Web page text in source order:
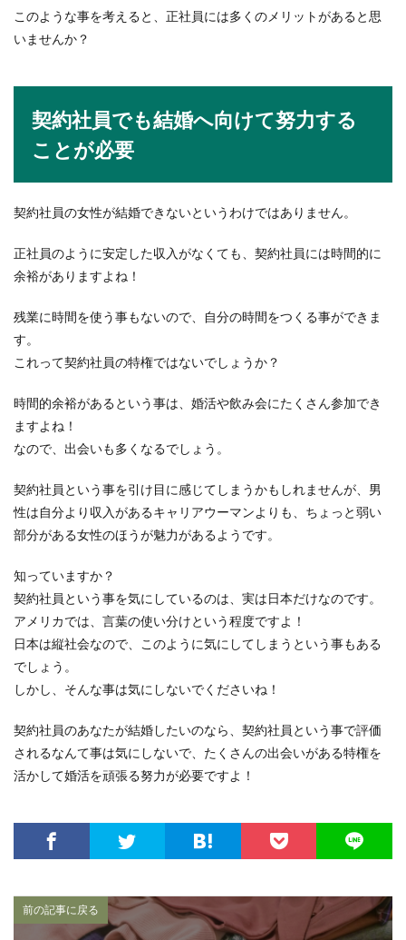
このような事を考えると、正社員には多くのメリットがあると思
いませんか？
契約社員でも結婚へ向けて努力する
ことが必要
契約社員の女性が結婚できないというわけではありません。
正社員のように安定した収入がなくても、契約社員には時間的に
余裕がありますよね！
残業に時間を使う事もないので、自分の時間をつくる事ができま
す。
これって契約社員の特権ではないでしょうか？
時間的余裕があるという事は、婚活や飲み会にたくさん参加でき
ますよね！
なので、出会いも多くなるでしょう。
契約社員という事を引け目に感じてしまうかもしれませんが、男
性は自分より収入があるキャリアウーマンよりも、ちょっと弱い
部分がある女性のほうが魅力があるようです。
知っていますか？
契約社員という事を気にしているのは、実は日本だけなのです。
アメリカでは、言葉の使い分けという程度ですよ！
日本は縦社会なので、このように気にしてしまうという事もある
でしょう。
しかし、そんな事は気にしないでくださいね！
契約社員のあなたが結婚したいのなら、契約社員という事で評価
されるなんて事は気にしないで、たくさんの出会いがある特権を
活かして婚活を頑張る努力が必要ですよ！
前の記事に戻る